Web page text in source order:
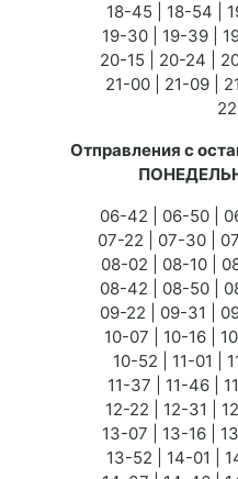
18-45 | 18-54 |
19-30 | 19-39 |
20-15 | 20-24 |
21-00 | 21-09 |
Отправления с
06-42 | 06-50 |
07-22 | 07-30 |
08-02 | 08-10 |
08-42 | 08-50 |
09-22 | 09-31 |
10-07 | 10-16 |
10-52 | 11-01 |
11-37 | 11-46 |
12-22 | 12-31 |
13-07 | 13-16 |
13-52 | 14-01 |